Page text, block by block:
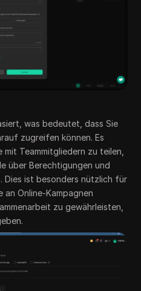
was bedeutet, dass Sie
zugreifen können. Es
Teammitgliedern zu teilen,
über Berechtigungen und
ist besonders nützlich für
an Online-Kampagnen
zu gewährleisten,